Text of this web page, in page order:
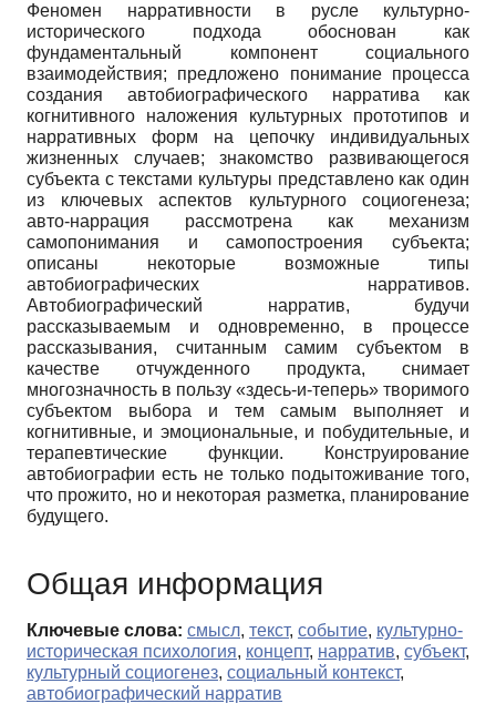
Феномен нарративности в русле культурно-
исторического подхода обоснован как
фундаментальный компонент социального
взаимодействия; предложено понимание процесса
создания автобиографического нарратива как
когнитивного наложения культурных прототипов и
нарративных форм на цепочку индивидуальных
жизненных случаев; знакомство развивающегося
субъекта с текстами культуры представлено как один
из ключевых аспектов культурного социогенеза;
авто-наррация рассмотрена как механизм
самопонимания и самопостроения субъекта;
описаны некоторые возможные типы
автобиографических нарративов.
Автобиографический нарратив, будучи
рассказываемым и одновременно, в процессе
рассказывания, считанным самим субъектом в
качестве отчужденного продукта, снимает
многозначность в пользу «здесь-и-теперь» творимого
субъектом выбора и тем самым выполняет и
когнитивные, и эмоциональные, и побудительные, и
терапевтические функции. Конструирование
автобиографии есть не только подытоживание того,
что прожито, но и некоторая разметка, планирование
будущего.
Общая информация
Ключевые слова: смысл, текст, событие, культурно-
историческая психология, концепт, нарратив, субъект,
культурный социогенез, социальный контекст,
автобиографический нарратив